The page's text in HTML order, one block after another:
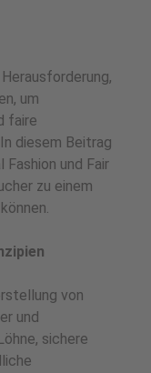
um
faire
diesem Beitrag
und Fair
zu einem
von
und
sichere